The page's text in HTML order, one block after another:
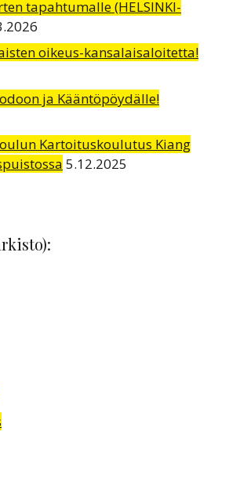
tapahtumalle (HELSINKI-
oikeus-kansalaisaloitetta!
ja Kääntöpöydälle!
Kartoituskoulutus Kiang
5.12.2025